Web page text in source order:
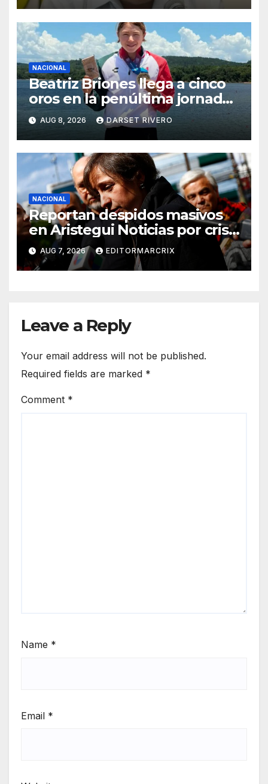
NACIONAL
Beatriz Briones llega a cinco
oros en la penúltima jornada
de Santo Domingo 2026
AUG 8, 2026 DARSET RIVERO
NACIONAL
Reportan despidos masivos
en Aristegui Noticias por crisis
financiera
AUG 7, 2026 EDITORMARCRIX
Leave a Reply
Your email address will not be published.
Required fields are marked *
Comment *
Name *
Email *